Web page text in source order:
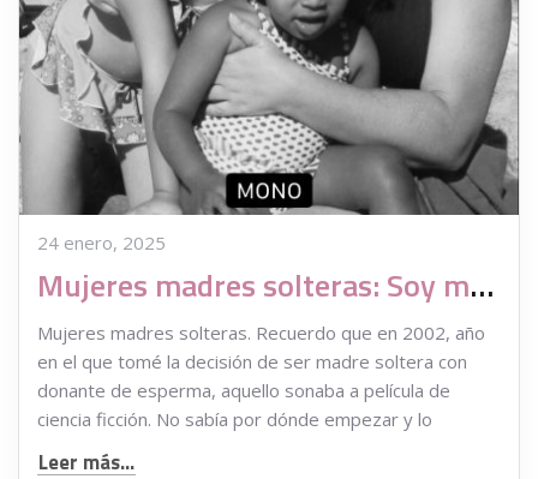
24 enero, 2025
Mujeres madres solteras: Soy madre soltera por elección gracias a mi abuela
Mujeres madres solteras. Recuerdo que en 2002, año
en el que tomé la decisión de ser madre soltera con
donante de esperma, aquello sonaba a película de
ciencia ficción. No sabía por dónde empezar y lo
Leer más...